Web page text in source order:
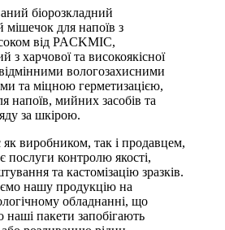
біорозкладний
мішечок для напоїв з
від PACKMIC,
з харчової та високоякісної
вологозахисними
та міцною герметизацією,
напоїв, мийних засобів та
за шкірою.
виробником, так і продавцем,
послуги контролю якості,
та кастомізацію зразків.
нашу продукцію на
обладнанні, що
наші пакети запобігають